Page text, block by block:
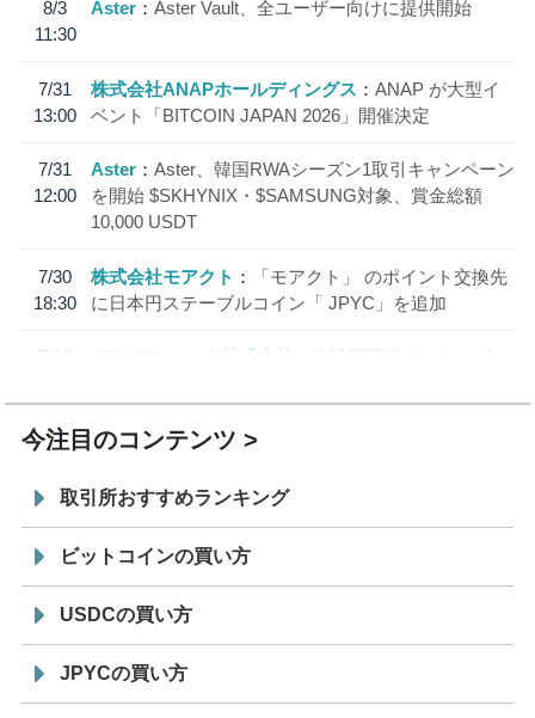
8/3
11:30
Aster Aster Vault、全ユーザー向けに提供開始
7/31
13:00
株式会社ANAPホールディングス
ANAP が大型イ
ベント「BITCOIN JAPAN 2026」開催決定
7/31
12:00
Aster
Aster、韓国RWAシーズン1取引キャンペーン
を開始 $SKHYNIX・$SAMSUNG対象、賞金総額
10,000 USDT
7/30
18:30
株式会社モアクト
「モアクト」 のポイント交換先
に日本円ステーブルコイン「 JPYC」を追加
7/29
SBI VCトレード株式会社
信託型円建てステーブル
今注目のコンテンツ
取引所おすすめランキング
ビットコインの買い方
USDCの買い方
JPYCの買い方